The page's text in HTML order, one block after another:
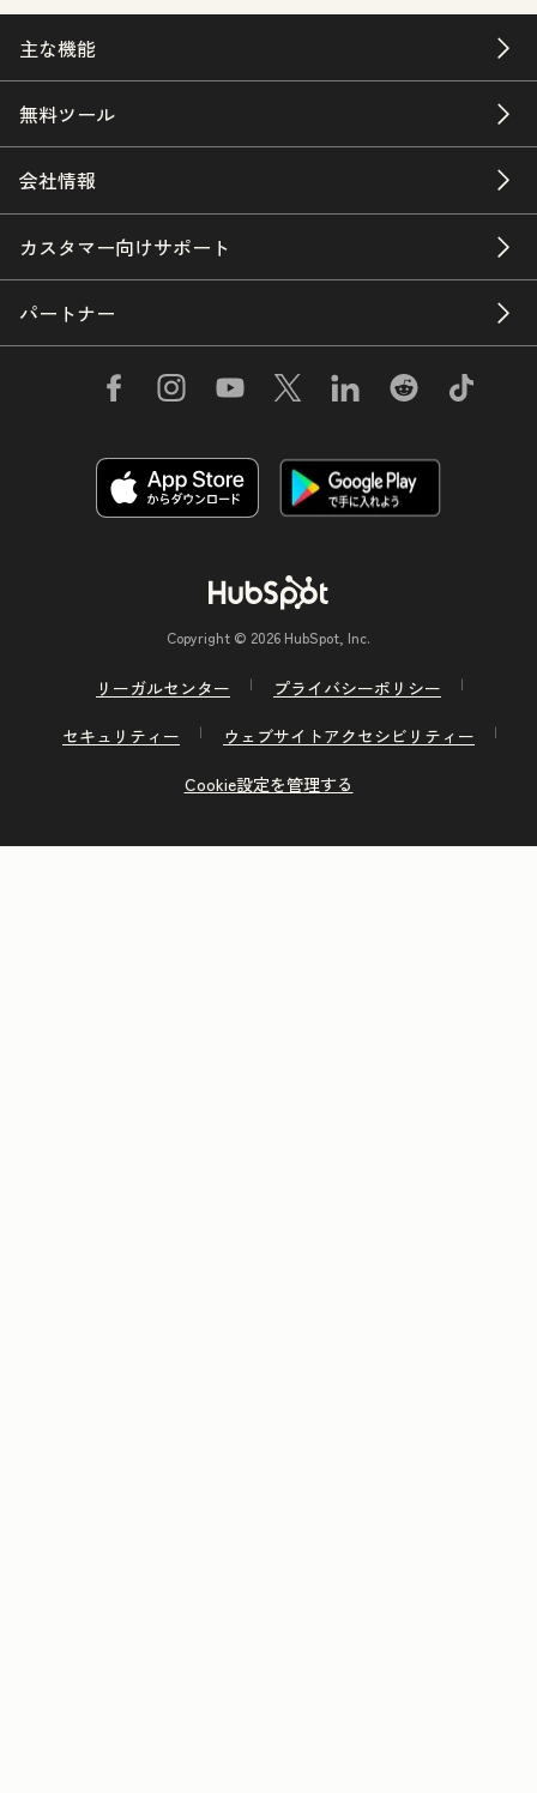
主な機能
無料ツール
会社情報
カスタマー向けサポート
パートナー
Copyright © 2026 HubSpot, Inc.
リーガルセンター
プライバシーポリシー
セキュリティー
ウェブサイトアクセシビリティー
Cookie設定を管理する